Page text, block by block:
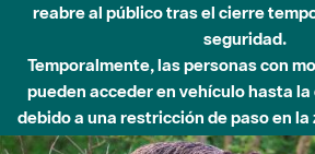
reabre al público tras el cierre
seguridad.
Temporalmente, las personas con
pueden acceder en vehículo hasta
debido a una restricción de paso en la